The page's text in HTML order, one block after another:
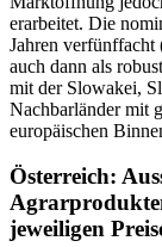
erarbeitet. Die
Jahren verfünffacht
auch dann als
mit der Slowakei,
Nachbarländer mit
europäischen
Österreich:
jeweiligen